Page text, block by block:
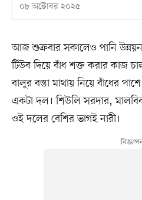
০৮ অক্টোবর ২০২৫
আজ শুক্রবার সকালেও পানি
টিউব দিয়ে বাঁধ শক্ত করার কাজ
বালুর বস্তা মাথায় নিয়ে বাঁধের
একটা দল। শিউলি সরদার,
ওই দলের বেশির ভাগই নারী।